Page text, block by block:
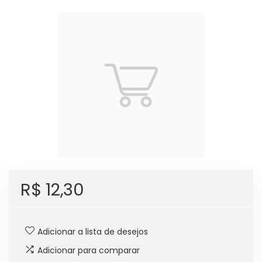
R$ 12,30
Adicionar a lista de desejos
Adicionar para comparar